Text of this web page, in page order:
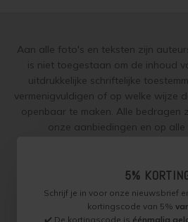
Aan alle foto's en teksten zijn
is niet toegestaan om de inhoud
uitdrukkelijke schriftelijke
vermenigvuldigen of op welke wijze
openbaar te maken. Alle bedragen
onze aanbiedingen en op
Aanvullende Voorwaarden van
worden naar beste weten
eigen
5%
Schrijf je in voor onze nieuwsbrief
kortingscode van 5%
✔️ De kortingscode is éénmalig